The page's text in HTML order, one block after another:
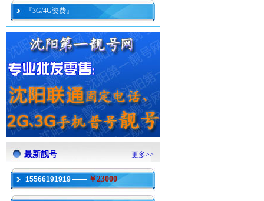
『3G/4G资费』
最新靓号 更多>>
15566191919 —— ￥23000